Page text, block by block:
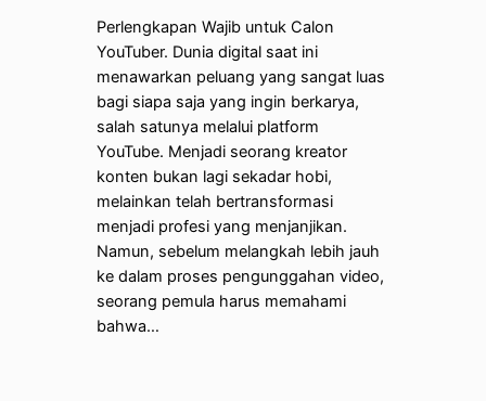
Perlengkapan Wajib untuk Calon
YouTuber. Dunia digital saat ini
menawarkan peluang yang sangat luas
bagi siapa saja yang ingin berkarya,
salah satunya melalui platform
YouTube. Menjadi seorang kreator
konten bukan lagi sekadar hobi,
melainkan telah bertransformasi
menjadi profesi yang menjanjikan.
Namun, sebelum melangkah lebih jauh
ke dalam proses pengunggahan video,
seorang pemula harus memahami
bahwa…